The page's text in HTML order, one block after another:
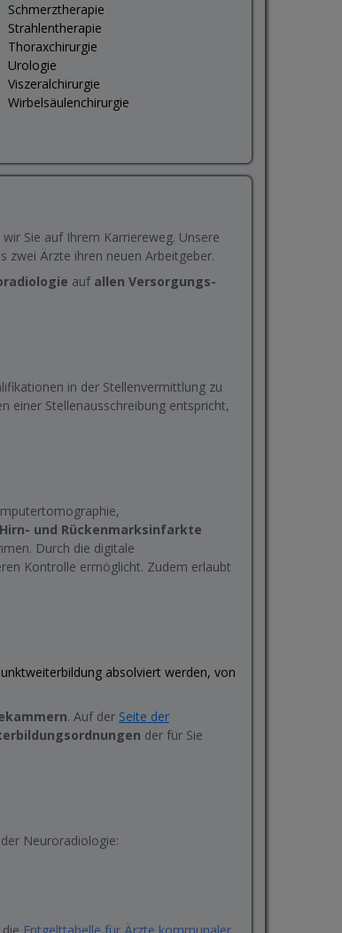
Schmerztherapie
Strahlentherapie
Thoraxchirurgie
Urologie
Viszeralchirurgie
Wirbelsäulenchirurgie
Sie auf Ihrem Karriereweg. Unsere
zwei Ärzte ihren neuen Arbeitgeber.
auf allen Versorgungs-
in der Stellenvermittlung zu
einer Stellenausschreibung entspricht,
Hirn- und Rückenmarksinfarkte
Durch die digitale
Kontrolle ermöglicht. Zudem erlaubt
absolviert werden, von
. Auf der Seite der
der für Sie
Neuroradiologie: